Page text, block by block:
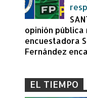
opinión
encuestadora
Fernández
EL TIEMPO